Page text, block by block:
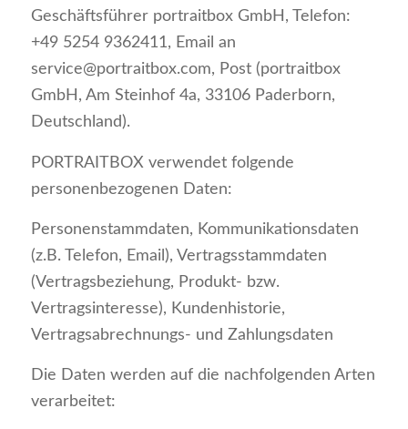
Geschäftsführer portraitbox GmbH, Telefon:
+49 5254 9362411, Email an
service@portraitbox.com, Post (portraitbox
GmbH, Am Steinhof 4a, 33106 Paderborn,
Deutschland).
PORTRAITBOX verwendet folgende
personenbezogenen Daten:
Personenstammdaten, Kommunikationsdaten
(z.B. Telefon, Email), Vertragsstammdaten
(Vertragsbeziehung, Produkt- bzw.
Vertragsinteresse), Kundenhistorie,
Vertragsabrechnungs- und Zahlungsdaten
Die Daten werden auf die nachfolgenden Arten
verarbeitet: